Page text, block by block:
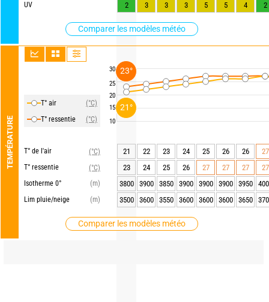
UV
Comparer les modèles météo
TEMPÉRATURE
T° air
(°C)
T° ressentie
(°C)
T° de l'air
(°C)
T° ressentie
(°C)
Isotherme 0°
(m)
Lim pluie/neige
(m)
Comparer les modèles météo
30
25
20
15
10
2
3 3 3 5 5 4 2
21 22 23 24 25 26 26
27
23
24 25 26 27 27 27
27
3800
3900 3850 3900 3900 3900 3950
3500
3600 3550 3600 3600 3600 3650
21°
23°